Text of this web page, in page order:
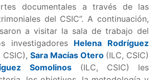
documentales a través de las
del CSIC”. A continuación,
a visitar la sala de trabajo del
investigadores Helena Rodríguez
Sara Macías Otero (ILC, CSIC)
Somolinos (ILC, CSIC)
les